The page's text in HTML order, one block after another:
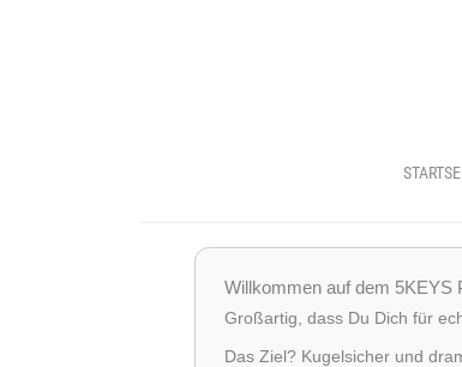
Willkommen auf dem 5KEYS
Großartig, dass Du Dich für
Das Ziel? Kugelsicher und